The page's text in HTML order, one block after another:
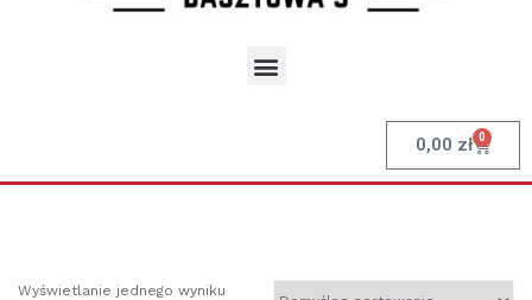
0,00 zł 0
Wyświetlanie jednego wyniku